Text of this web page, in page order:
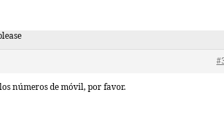
números de móvil, por favor.